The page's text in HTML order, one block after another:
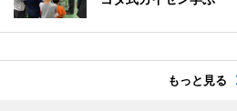
もっと見る